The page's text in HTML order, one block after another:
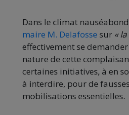
Dans le climat
maire M. Delafosse sur «
effectivement se
nature de cette
certaines initiatives, à en
à interdire, pour de
mobilisations essentielles.